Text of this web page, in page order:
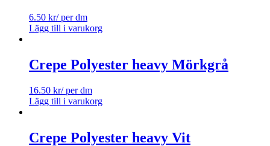
6.50 kr/ per dm
Lägg till i varukorg
Crepe Polyester heavy Mörkgrå
16.50 kr/ per dm
Lägg till i varukorg
Crepe Polyester heavy Vit